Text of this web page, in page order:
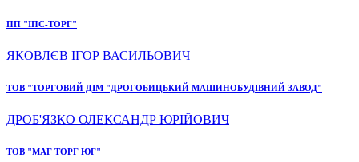
ПП "ІПС-ТОРГ"
ЯКОВЛЄВ ІГОР ВАСИЛЬОВИЧ
ТОВ "ТОРГОВИЙ ДІМ "ДРОГОБИЦЬКИЙ МАШИНОБУДІВНИЙ ЗАВОД"
ДРОБ'ЯЗКО ОЛЕКСАНДР ЮРІЙОВИЧ
ТОВ "МАГ ТОРГ ЮГ"